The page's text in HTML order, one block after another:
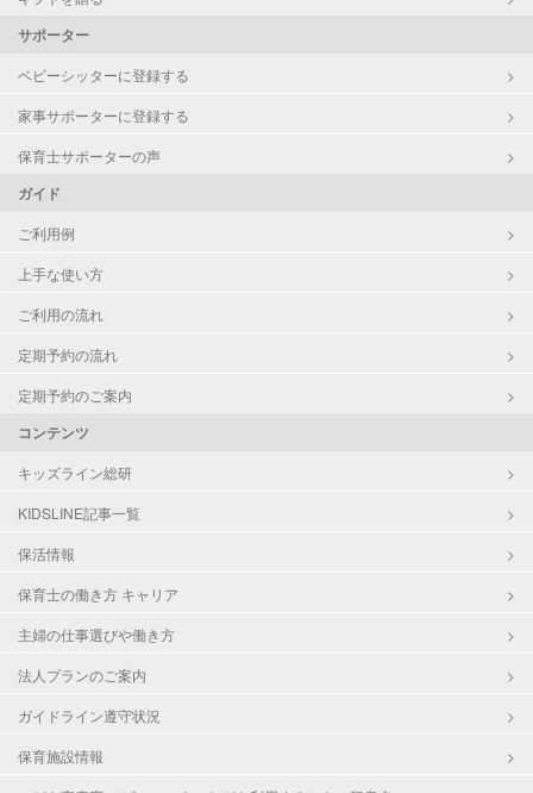
サポーター
ベビーシッターに登録する
家事サポーターに登録する
保育士サポーターの声
ガイド
ご利用例
上手な使い方
ご利用の流れ
定期予約の流れ
定期予約のご案内
コンテンツ
キッズライン総研
KIDSLINE記事一覧
保活情報
保育士の働き方 キャリア
主婦の仕事選びや働き方
法人プランのご案内
ガイドライン遵守状況
保育施設情報